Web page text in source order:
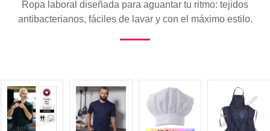
Ropa laboral diseñada para aguantar tu ritmo: tejidos
antibacterianos, fáciles de lavar y con el máximo estilo.